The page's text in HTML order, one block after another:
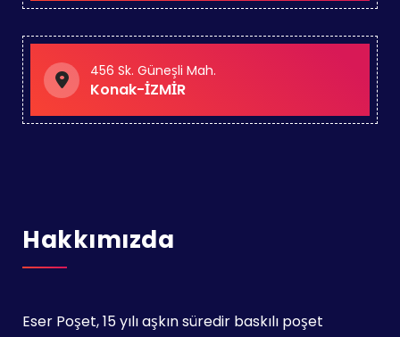
456 Sk. Güneşli Mah.
Konak-İZMİR
Hakkımızda
Eser Poşet, 15 yılı aşkın süredir baskılı poşet